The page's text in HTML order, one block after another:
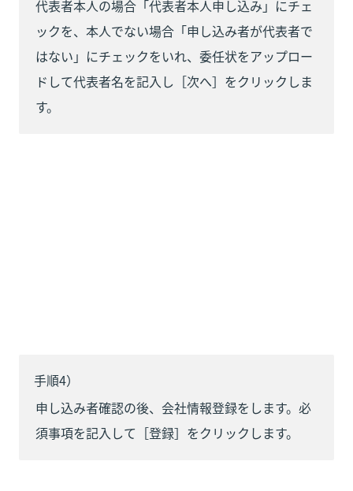
代表者本人の場合「代表者本人申し込み」にチェ
ックを、本人でない場合「申し込み者が代表者で
はない」にチェックをいれ、委任状をアップロー
ドして代表者名を記入し［次へ］をクリックしま
す。
手順4）
申し込み者確認の後、会社情報登録をします。必
須事項を記入して［登録］をクリックします。